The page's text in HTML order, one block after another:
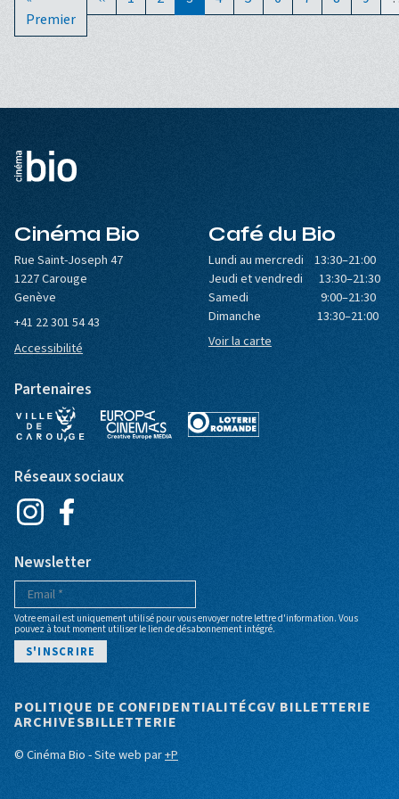
Premier
Cinéma Bio
Rue Saint-Joseph 47
1227 Carouge
Genève
+41 22 301 54 43
Accessibilité
Café du Bio
Lundi au mercredi 13:30–21:00
Jeudi et vendredi 13:30–21:30
Samedi 9:00–21:30
Dimanche 13:30–21:00
Voir la carte
Partenaires
Réseaux sociaux
Newsletter
Votre email est uniquement utilisé pour vous envoyer notre lettre d'information. Vous
pouvez à tout moment utiliser le lien de désabonnement intégré.
Pied de page
POLITIQUE DE CONFIDENTIALITÉCGV BILLETTERIE
ARCHIVESBILLETTERIE
© Cinéma Bio - Site web par+P